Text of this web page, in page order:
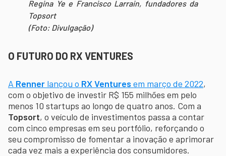
Regina Ye e Francisco Larrain, fundadores da
Topsort
(Foto: Divulgação)
O FUTURO DO RX VENTURES
A Renner lançou o RX Ventures em março de 2022,
com o objetivo de investir R$ 155 milhões em pelo
menos 10 startups ao longo de quatro anos. Com a
Topsort, o veículo de investimentos passa a contar
com cinco empresas em seu portfólio, reforçando o
seu compromisso de fomentar a inovação e aprimorar
cada vez mais a experiência dos consumidores.